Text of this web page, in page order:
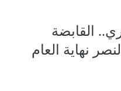
القابضة
نهاية العام